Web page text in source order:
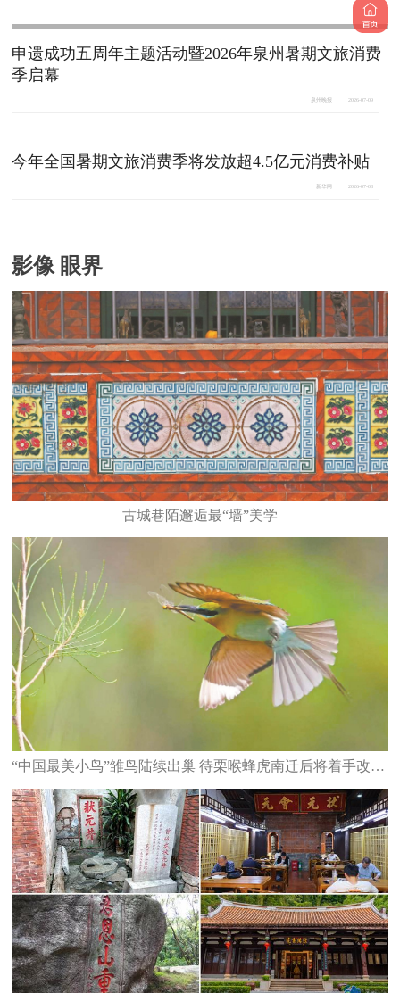
申遗成功五周年主题活动暨2026年泉州暑期文旅消费
季启幕
泉州晚报 2026-07-09
今年全国暑期文旅消费季将发放超4.5亿元消费补贴
新华网 2026-07-08
影像 眼界
古城巷陌邂逅最“墙”美学
“中国最美小鸟”雏鸟陆续出巢 待栗喉蜂虎南迁后将着手改造栖息地